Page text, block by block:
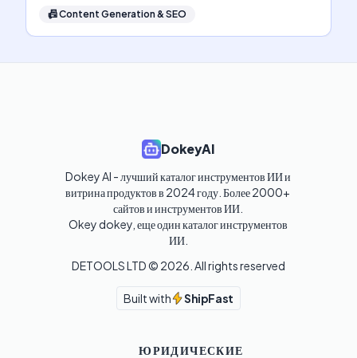
📠Content Generation & SEO
DokeyAI
Dokey AI - лучший каталог инструментов ИИ и
витрина продуктов в 2024 году. Более 2000+
сайтов и инструментов ИИ.
Okey dokey, еще один каталог инструментов
ИИ.
DETOOLS LTD © 2026 . All rights reserved
Built with ShipFast
ЮРИДИЧЕСКИЕ